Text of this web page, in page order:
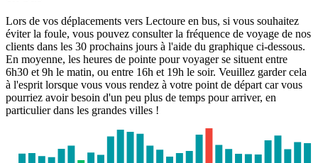
Lors de vos déplacements vers Lectoure en bus, si vous souhaitez
éviter la foule, vous pouvez consulter la fréquence de voyage de nos
clients dans les 30 prochains jours à l'aide du graphique ci-dessous.
En moyenne, les heures de pointe pour voyager se situent entre
6h30 et 9h le matin, ou entre 16h et 19h le soir. Veuillez garder cela
à l'esprit lorsque vous vous rendez à votre point de départ car vous
pourriez avoir besoin d'un peu plus de temps pour arriver, en
particulier dans les grandes villes !